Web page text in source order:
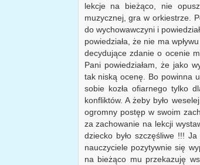
lekcje na bieżąco, nie
muzycznej, gra w orkiestrze.
do wychowawczyni i
powiedziała, że nie ma
decydujące zdanie o ocenie
Pani powiedziałam, że jako
tak niską ocenę. Bo powinna
sobie kozła ofiarnego tylko
konfliktów. A żeby było
ogromny postęp w swoim
za zachowanie na lekcji
dziecko było szczęśliwe !!!
nauczyciele pozytywnie się
na bieżąco mu przekazuję